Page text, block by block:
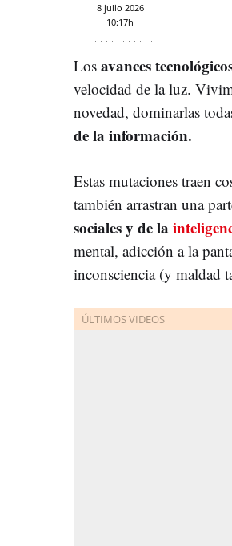
8 julio 2026
10:17h
Los avances
velocidad de la luz.
novedad, dominarlas
de la información.
Estas mutaciones traen
también arrastran una
sociales y de la
mental, adicción a la
inconsciencia (y maldad